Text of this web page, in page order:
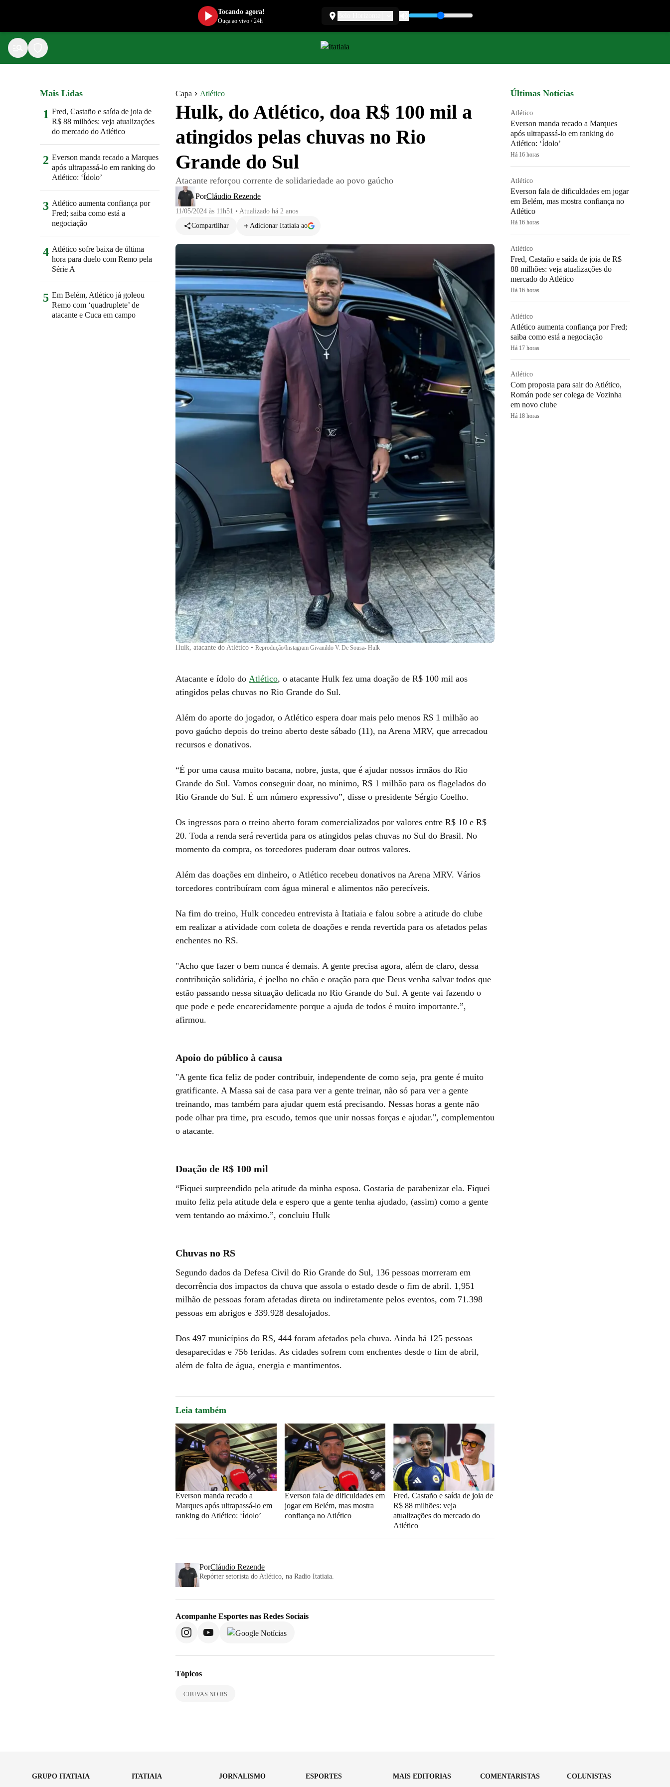
Capa Atlético
Hulk, do Atlético, doa R$ 100 mil a
atingidos pelas chuvas no Rio
Grande do Sul
Atacante reforçou corrente de solidariedade ao povo gaúcho
PorCláudio Rezende
11/05/2024 às 11h51 • Atualizado há 2 anos
Compartilhar
Adicionar Itatiaia ao
Hulk, atacante do Atlético • Reprodução/Instagram Givanildo V. De Sousa- Hulk
Atacante e ídolo do Atlético, o atacante Hulk fez uma doação de R$ 100 mil aos
atingidos pelas chuvas no Rio Grande do Sul.
Além do aporte do jogador, o Atlético espera doar mais pelo menos R$ 1 milhão ao
povo gaúcho depois do treino aberto deste sábado (11), na Arena MRV, que arrecadou
recursos e donativos.
“É por uma causa muito bacana, nobre, justa, que é ajudar nossos irmãos do Rio
Grande do Sul. Vamos conseguir doar, no mínimo, R$ 1 milhão para os flagelados do
Rio Grande do Sul. É um número expressivo”, disse o presidente Sérgio Coelho.
Os ingressos para o treino aberto foram comercializados por valores entre R$ 10 e R$
20. Toda a renda será revertida para os atingidos pelas chuvas no Sul do Brasil. No
momento da compra, os torcedores puderam doar outros valores.
Além das doações em dinheiro, o Atlético recebeu donativos na Arena MRV. Vários
torcedores contribuíram com água mineral e alimentos não perecíveis.
Na fim do treino, Hulk concedeu entrevista à Itatiaia e falou sobre a atitude do clube
em realizar a atividade com coleta de doações e renda revertida para os afetados pelas
enchentes no RS.
"Acho que fazer o bem nunca é demais. A gente precisa agora, além de claro, dessa
contribuição solidária, é joelho no chão e oração para que Deus venha salvar todos que
estão passando nessa situação delicada no Rio Grande do Sul. A gente vai fazendo o
que pode e pede encarecidamente porque a ajuda de todos é muito importante.”,
afirmou.
Apoio do público à causa
"A gente fica feliz de poder contribuir, independente de como seja, pra gente é muito
gratificante. A Massa sai de casa para ver a gente treinar, não só para ver a gente
treinando, mas também para ajudar quem está precisando. Nessas horas a gente não
pode olhar pra time, pra escudo, temos que unir nossas forças e ajudar.", complementou
o atacante.
Doação de R$ 100 mil
“Fiquei surpreendido pela atitude da minha esposa. Gostaria de parabenizar ela. Fiquei
muito feliz pela atitude dela e espero que a gente tenha ajudado, (assim) como a gente
vem tentando ao máximo.”, concluiu Hulk
Chuvas no RS
Segundo dados da Defesa Civil do Rio Grande do Sul, 136 pessoas morreram em
decorrência dos impactos da chuva que assola o estado desde o fim de abril. 1,951
milhão de pessoas foram afetadas direta ou indiretamente pelos eventos, com 71.398
pessoas em abrigos e 339.928 desalojados.
Dos 497 municípios do RS, 444 foram afetados pela chuva. Ainda há 125 pessoas
desaparecidas e 756 feridas. As cidades sofrem com enchentes desde o fim de abril,
além de falta de água, energia e mantimentos.
Leia também
Everson manda recado a
Marques após ultrapassá-lo em
ranking do Atlético: ‘Ídolo’
Everson fala de dificuldades em
jogar em Belém, mas mostra
confiança no Atlético
Fred, Castaño e saída de joia de
R$ 88 milhões: veja
atualizações do mercado do
Atlético
PorCláudio Rezende
Repórter setorista do Atlético, na Radio Itatiaia.
Acompanhe Esportes nas Redes Sociais
Tópicos
CHUVAS NO RS
Mais Lidas
1 Fred, Castaño e saída de joia de
R$ 88 milhões: veja atualizações
do mercado do Atlético
2 Everson manda recado a Marques
após ultrapassá-lo em ranking do
Atlético: ‘Ídolo’
3 Atlético aumenta confiança por
Fred; saiba como está a
negociação
4 Atlético sofre baixa de última
hora para duelo com Remo pela
Série A
5 Em Belém, Atlético já goleou
Remo com ‘quadruplete’ de
atacante e Cuca em campo
Últimas Notícias
Atlético
Everson manda recado a Marques
após ultrapassá-lo em ranking do
Atlético: ‘Ídolo’
Há 16 horas
Atlético
Everson fala de dificuldades em jogar
em Belém, mas mostra confiança no
Atlético
Há 16 horas
Atlético
Fred, Castaño e saída de joia de R$
88 milhões: veja atualizações do
mercado do Atlético
Há 16 horas
Atlético
Atlético aumenta confiança por Fred;
saiba como está a negociação
Há 17 horas
Atlético
Com proposta para sair do Atlético,
Román pode ser colega de Vozinha
em novo clube
Há 18 horas
GRUPO ITATIAIA
ITATIAIA
JORNALISMO
ESPORTES
MAIS EDITORIAS
COMENTARISTAS
COLUNISTAS
Tocando agora!
Ouça ao vivo/24h